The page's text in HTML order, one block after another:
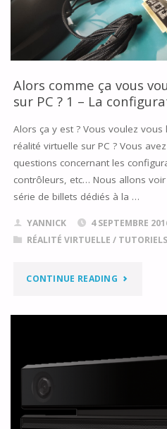
Alors comme ça vous
sur PC ? 1 – La
Alors ça y est ? Vous voulez
réalité virtuelle sur PC ? Vous
questions concernant les
contrôleurs, etc… Nous allons
série de billets dédiés à la …
YANNICK
4 SEPTEMBRE
RÉALITÉ VIRTUELLE / TUTORIELS
CONTINUE READING "ALORS
VOUS
FAIRE